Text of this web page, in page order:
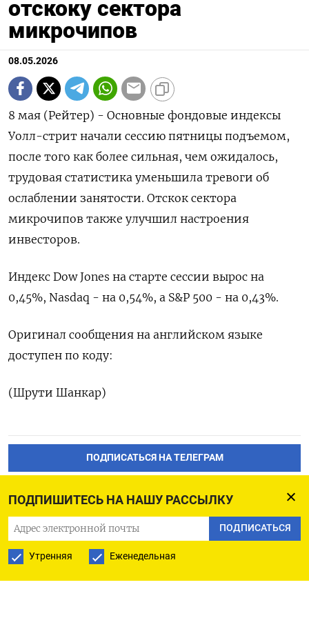
ПОДПИШИТЕСЬ НА НАШУ РАССЫЛКУ
ПОДПИСАТЬСЯ
Утренняя Еженедельная
отскоку сектора
микрочипов
08.05.2026
8 мая (Рейтер) - Основные фондовые индексы
‌Уолл-стрит начали сессию пятницы ​подъемом,
после ​того ​как ⁠более ‌сильная, чем ожидалось,
‌трудовая статистика уменьшила ​тревоги ‌об
ослаблении занятости. ​Отскок сектора
‌микрочипов также улучшил настроения
инвесторов.
Индекс ​Dow ​Jones ‌на старте ​сессии вырос на
0,45%, Nasdaq - на 0,54%, а S&P ​500 - ⁠на 0,43%.
Оригинал сообщения ‌на ‌английском языке
доступен ​по коду:
(Шрути ‌Шанкар)
ПОДПИСАТЬСЯ НА ТЕЛЕГРАМ
ПОДПИСАТЬСЯ В GOOGLE